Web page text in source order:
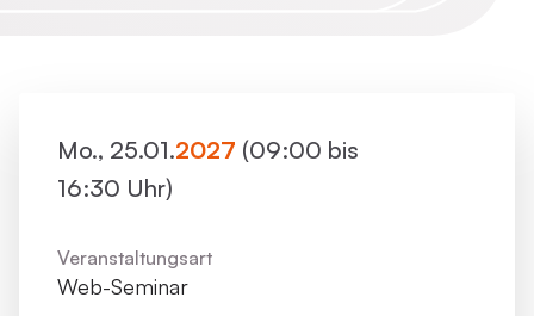
Mo., 25.01.2027 (09:00 bis
16:30 Uhr)
Veranstaltungsart
Web-Seminar